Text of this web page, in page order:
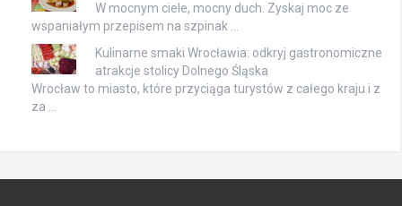
W mocnym ciele, mocny duch. Zyskaj moc ze
wspaniałym przepisem na szpinak …
Kulinarne smaki Wrocławia: odkryj gastronomiczne
atrakcje stolicy Dolnego Śląska
Wrocław to miasto, które przyciąga turystów z całego kraju i z
za …